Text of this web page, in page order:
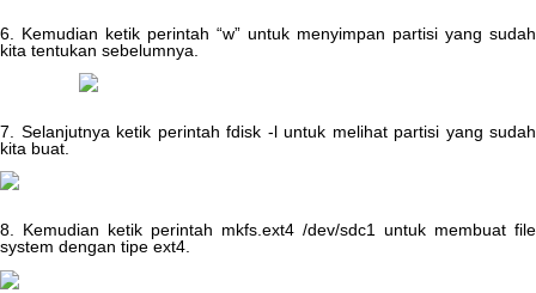
6 Kemudian ketik perintah “w” untuk menyimpan partisi yang sudah
kita tentukan sebelumnya
7 Selanjutnya ketik perintah fdisk -l untuk melihat partisi yang sudah
kita buat
8 Kemudian ketik perintah mkfs ext4 /dev/sdc1 untuk membuat file
system dengan tipe ext4